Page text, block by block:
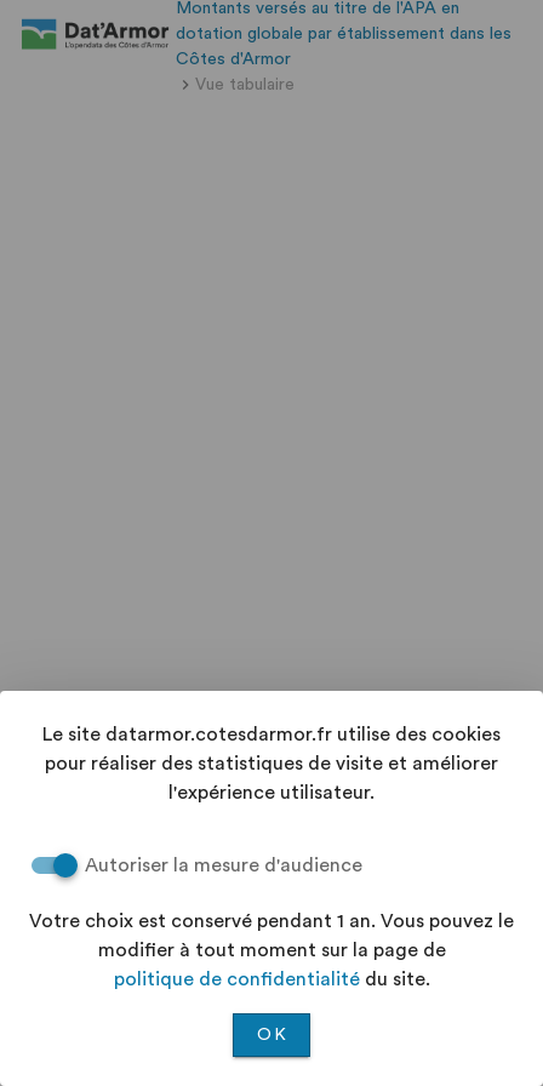
Montants versés au titre de l'APA en
dotation globale par établissement dans les
Côtes d'Armor
Vue tabulaire
Le site datarmor.cotesdarmor.fr utilise des cookies
pour réaliser des statistiques de visite et améliorer
l'expérience utilisateur.
Autoriser la mesure d'audience
Votre choix est conservé pendant 1 an. Vous pouvez le
modifier à tout moment sur la page de
politique de confidentialitédu site.
OK